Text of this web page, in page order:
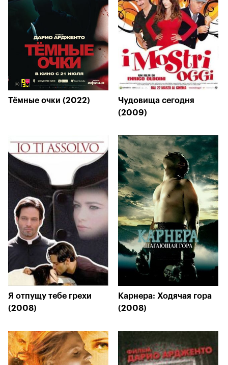
Тёмные очки (2022)
Чудовища сегодня
(2009)
Я отпущу тебе грехи
(2008)
Карнера: Ходячая гора
(2008)